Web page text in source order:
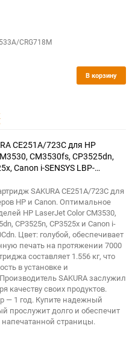
CRG718M
В корзину
CE251A/723C для HP
CM3530fs, CP3525dn,
Canon i-SENSYS LBP-
SAKURA CE251A/723C для
HP и Canon. Оптимальное
HP LaserJet Color CM3530,
CP3525n, CP3525x и Canon i-
Цвет: голубой, обеспечивает
печать на протяжении 7000
составляет 1.556 кг, что
в установке и
SAKURA заслужил
качеству своих продуктов.
— 1 год. Купите надежный
прослужит долго и обеспечит
страницы.